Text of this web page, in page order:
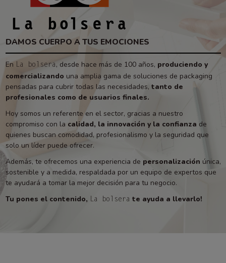
DAMOS CUERPO A TUS EMOCIONES
En La bolsera , desde hace más de 100 años, produciendo y
comercializando una amplia gama de soluciones de packaging
pensadas para cubrir todas las necesidades, tanto de
profesionales como de usuarios finales.
Hoy somos un referente en el sector, gracias a nuestro
compromiso con la calidad, la innovación y la confianza de
quienes buscan comodidad, profesionalismo y la seguridad que
solo un líder puede ofrecer.
Además, te ofrecemos una experiencia de personalización única,
sostenible y a medida, respaldada por un equipo de expertos que
te ayudará a tomar la mejor decisión para tu negocio.
Tu pones el contenido, La bolsera te ayuda a llevarlo!